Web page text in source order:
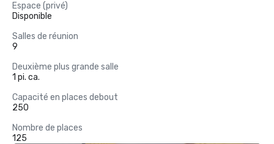
Espace (privé)
Disponible
Salles de réunion
9
Deuxième plus grande salle
1 pi. ca.
Capacité en places debout
250
Nombre de places
125